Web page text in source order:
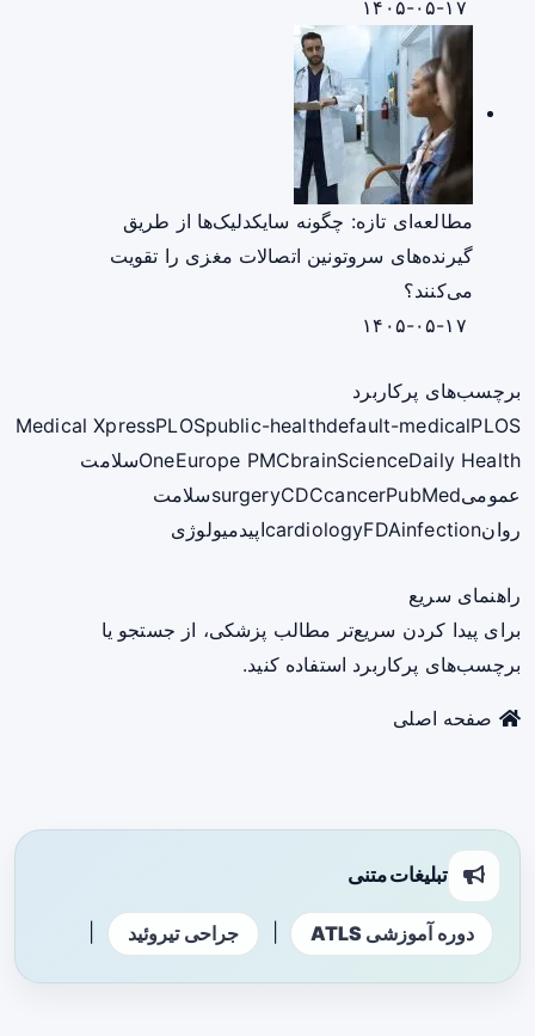
مطالعه‌ای تازه: چگونه سایکدلیک‌ها از طریق
گیرنده‌های سروتونین اتصالات مغزی را تقویت
می‌کنند؟
برچسب‌های پرکاربرد
Medical XpressPLOSpublic-healthdefault-medicalPLOS
OneEurope PMCbrainScienceDaily Health
سلامت
عمومی
surgeryCDCcancerPubMed
سلامت
روان
cardiologyFDAinfection اپیدمیولوژی
راهنمای سریع
برای پیدا کردن سریع‌تر مطالب پزشکی، از جستجو یا
برچسب‌های پرکاربرد استفاده کنید.
صفحه اصلی
تبلیغات متنی
دوره آموزشی ATLS جراحی تیروئید